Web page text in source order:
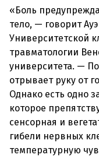
«Боль
тело, — говорит
Университетской
травматологии
университета. —
отрывает руку от
Однако есть одно
которое
сенсорная и
гибели нервных
температурную